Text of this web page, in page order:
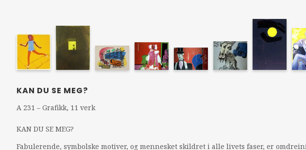
KAN DU SE MEG?
A 231 – Grafikk, 11 verk
KANDU SE MEG?
Fabulerende, symbolske motiver, og mennesket skildret i alle livets faser, er